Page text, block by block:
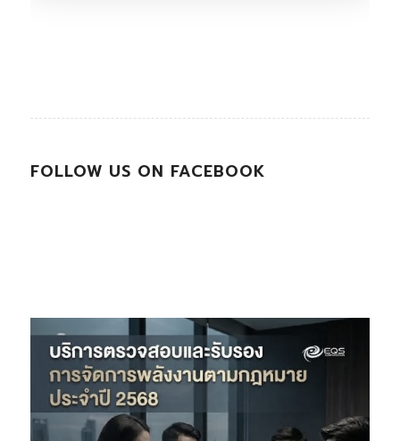
FOLLOW US ON FACEBOOK